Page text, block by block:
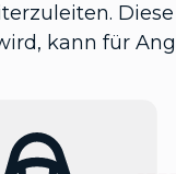
kann für